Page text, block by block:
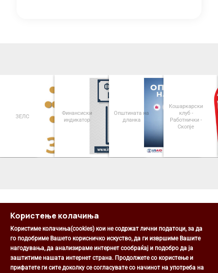
ЗЕЛС
Финансиски
индикатор
Општината на
дланка
Кошаркарски
клуб -
Работнички -
Скопје
Општина Центар
Михаил Цоков бр. 1, Скопје
Користење колачиња
Користиме колачиња(cookies) кои не содржат лични податоци, за да
го подобриме Вашето корисничко искуство, да ги извршиме Вашите
нагодувања, да анализираме интернет сообраќај и подобро да ја
заштитиме нашата интернет страна. Продолжете со користење и
прифатете ги сите доколку се согласувате со начинот на употреба на